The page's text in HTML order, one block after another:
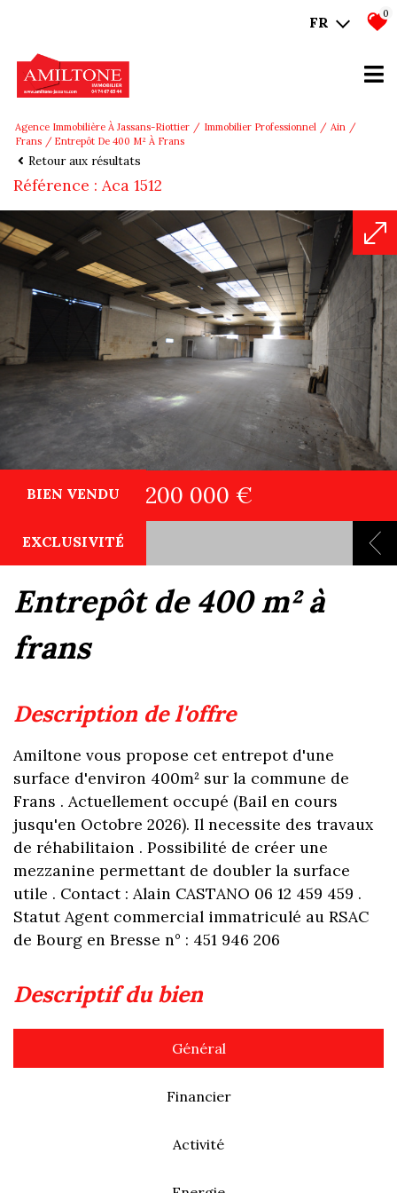
FR
0
Agence Immobilière À Jassans-Riottier Immobilier Professionnel
Ain
Frans
Entrepôt De 400 M² À Frans
Retour aux résultats
Référence : Aca 1512
BIEN VENDU
EXCLUSIVITÉ
200 000 €
entrepôt de 400 m² à
frans
description de l'offre
Amiltone vous propose cet entrepot d'une
surface d'environ 400m² sur la commune de
Frans . Actuellement occupé (Bail en cours
jusqu'en Octobre 2026). Il necessite des travaux
de réhabilitaion . Possibilité de créer une
mezzanine permettant de doubler la surface
utile . Contact : Alain CASTANO 06 12 459 459 .
Statut Agent commercial immatriculé au RSAC
de Bourg en Bresse n° : 451 946 206
descriptif du bien
Général
Financier
Activité